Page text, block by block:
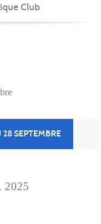
Club
SEPTEMBRE
2025